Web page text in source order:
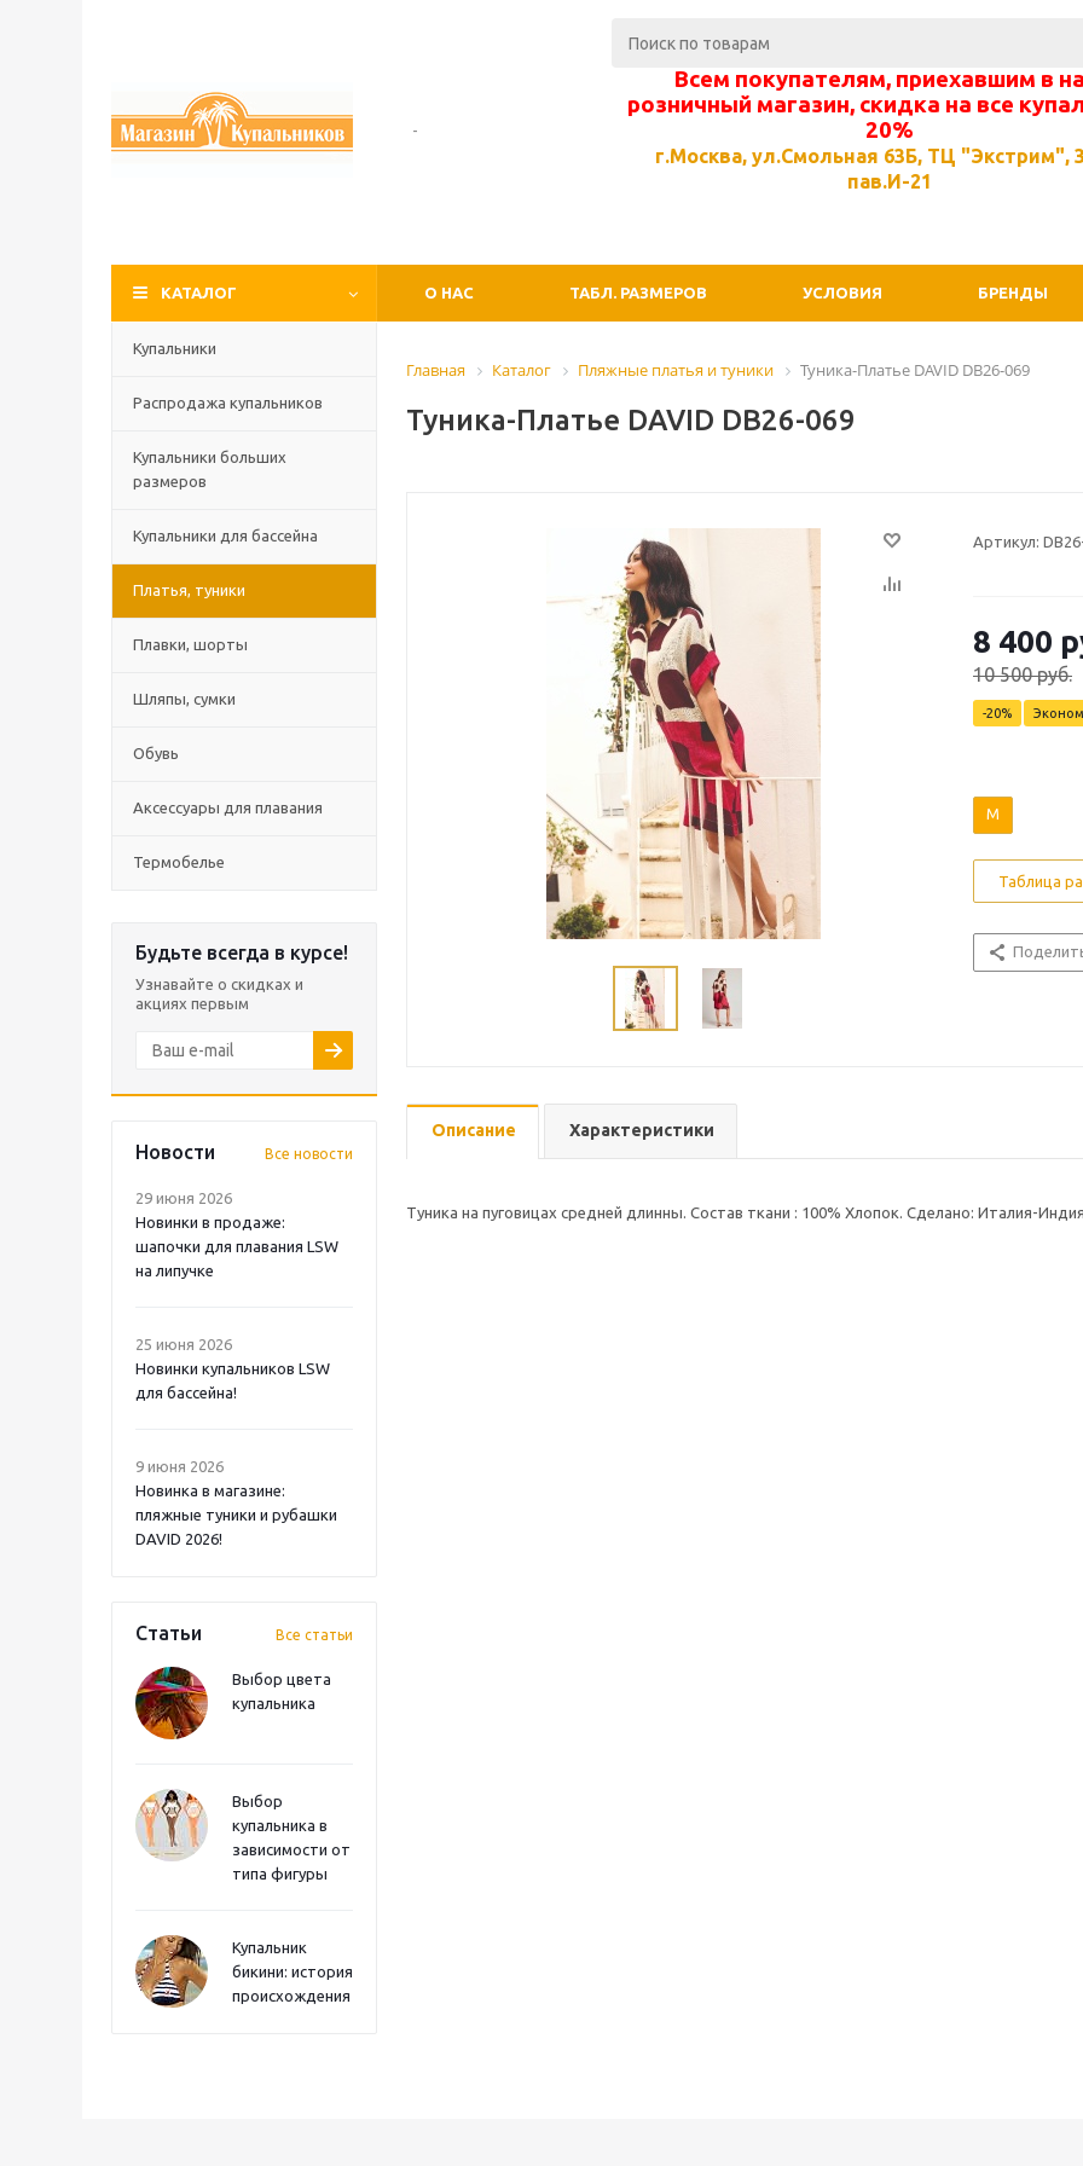
-
Всем покупателям, приехавшим в
розничный магазин, скидка на все
20%
г.Москва, ул.Смольная 63Б, ТЦ "Экстрим",
пав.И-21
КАТАЛОГ О НАС ТАБЛ. РАЗМЕРОВ УСЛОВИЯ БРЕНДЫ
Купальники
Распродажа купальников
Купальники больших
размеров
Купальники для бассейна
Платья, туники
Плавки, шорты
Шляпы, сумки
Обувь
Аксессуары для плавания
Термобелье
Будьте всегда в курсе!
Узнавайте о скидках и
акциях первым
Новости Все новости
29 июня 2026
Новинки в продаже:
шапочки для плавания LSW
на липучке
25 июня 2026
Новинки купальников LSW
для бассейна!
9 июня 2026
Новинка в магазине:
пляжные туники и рубашки
DAVID 2026!
Статьи Все статьи
Выбор цвета
купальника
Выбор
купальника в
зависимости от
типа фигуры
Купальник
бикини: история
происхождения
Главная Каталог Пляжные платья и туники Туника-Платье DAVID DB26-069
Туника-Платье DAVID DB26-069
Артикул:
8 400
10 500 руб.
-20%
M
Таблица
Описание Характеристики
Туника на пуговицах средней длинны. Состав ткани : 100% Хлопок. Сделано: Италия-